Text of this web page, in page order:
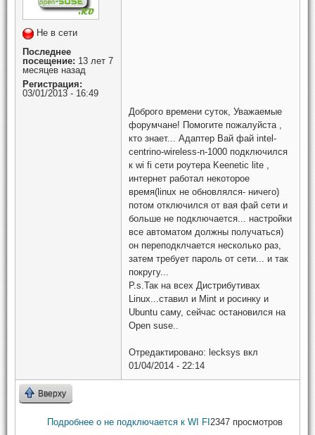
Не в сети
Последнее
посещение: 13 лет 7
месяцев назад
Регистрация:
03/01/2013 - 16:49
Доброго времени суток, Уважаемые
форумчане! Помогите пожалуйста ,
кто знает... Адаптер Вай фай intel-
centrino-wireless-n-1000 подключился
к wi fi сети роутера Keenetic lite ,
интернет работал некоторое
время(linux не обновлялся- ничего)
потом отключился от вая фай сети и
больше не подключается... настройки
все автоматом должны получаться)
он переподклчается несколько раз,
затем требует пароль от сети... и так
покругу...
P.s.Так на всех Дистрибутивах
Linux...ставил и Mint и росинку и
Ubuntu саму, сейчас остановился на
Open suse..
Отредактировано: lecksys вкл
01/04/2014 - 22:14
Вверху
Подробнее о не подключается к WI FI 2347 просмотров